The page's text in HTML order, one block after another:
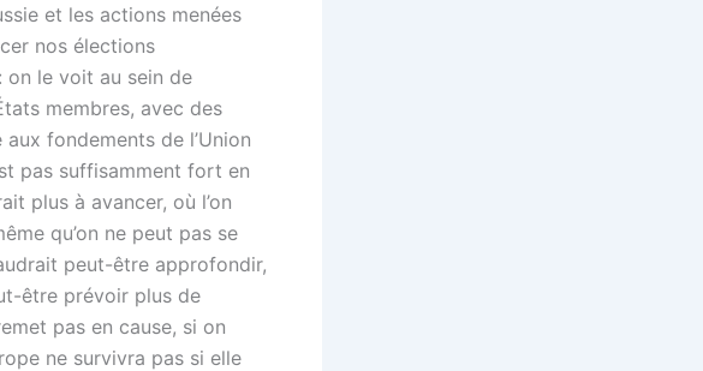
et les actions menées
nos élections
on le voit au sein de
membres, avec des
fondements de l’Union
pas suffisamment fort en
plus à avancer, où l’on
qu’on ne peut pas se
peut-être approfondir,
être prévoir plus de
pas en cause, si on
ne survivra pas si elle